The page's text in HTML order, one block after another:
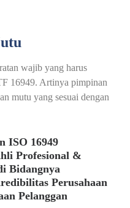
wajib yang harus
16949. Artinya pimpinan
mutu yang sesuai dengan
ISO 16949
Profesional &
Bidangnya
Perusahaan
Pelanggan